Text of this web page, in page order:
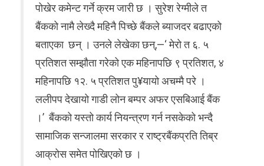
पोखेर कमेन्ट गर्ने क्रम जारी छ । सुरेश रेग्मीले त
बैंकको नामै लेख्दै महिनै पिच्छे बैंकले ब्याजदर बढाएको
बताएका छन् । उनले लेखेका छन्,—‘ मेरो त ६. ५
प्रतिशत सम्झौता गरेको एक महिनापछि ९ प्रतिशत, ४
महिनापछि १२. ५ प्रतिशत पु¥यायो अचम्मै परे ।
ललीपप देखायो गाडी लोन बम्पर अफर एसबिआई बैंक
।’ बैंकको यस्तो कार्य नियन्त्रण गर्न नसकेको भन्दै
सामाजिक सन्जालमा सरकार र राष्ट्रबैंकप्रति तिब्र
आक्रोस समेत पोखिएको छ ।